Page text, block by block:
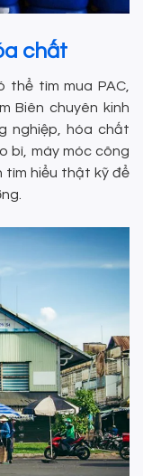
chất
thể tìm mua PAC,
Biên chuyên kinh
nghiệp, hóa chất
bì, máy móc công
tìm hiểu thật kỹ để